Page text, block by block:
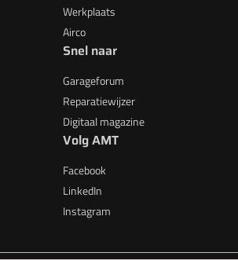
Werkplaats
Airco
Snel naar
Garageforum
Reparatiewijzer
Digitaal magazine
Volg AMT
Facebook
LinkedIn
Instagram